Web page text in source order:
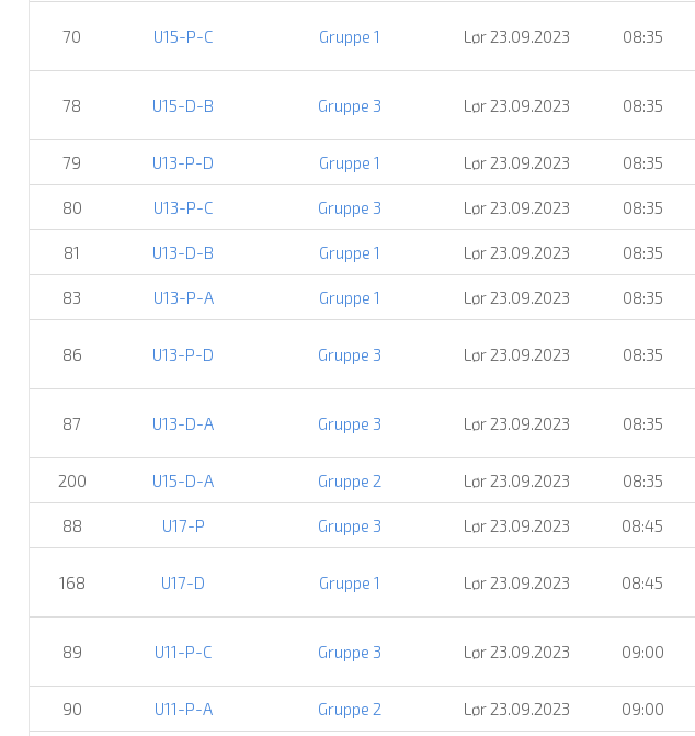
70 U15-P-C Gruppe 1 Lør 23.09.2023 08:35
78 U15-D-B Gruppe 3 Lør 23.09.2023 08:35
79 U13-P-D Gruppe 1 Lør 23.09.2023 08:35
80 U13-P-C Gruppe 3 Lør 23.09.2023 08:35
81 U13-D-B Gruppe 1 Lør 23.09.2023 08:35
83 U13-P-A Gruppe 1 Lør 23.09.2023 08:35
86 U13-P-D Gruppe 3 Lør 23.09.2023 08:35
87 U13-D-A Gruppe 3 Lør 23.09.2023 08:35
200 U15-D-A Gruppe 2 Lør 23.09.2023 08:35
88 U17-P Gruppe 3 Lør 23.09.2023 08:45
168 U17-D Gruppe 1 Lør 23.09.2023 08:45
89 U11-P-C Gruppe 3 Lør 23.09.2023 09:00
90 U11-P-A Gruppe 2 Lør 23.09.2023 09:00